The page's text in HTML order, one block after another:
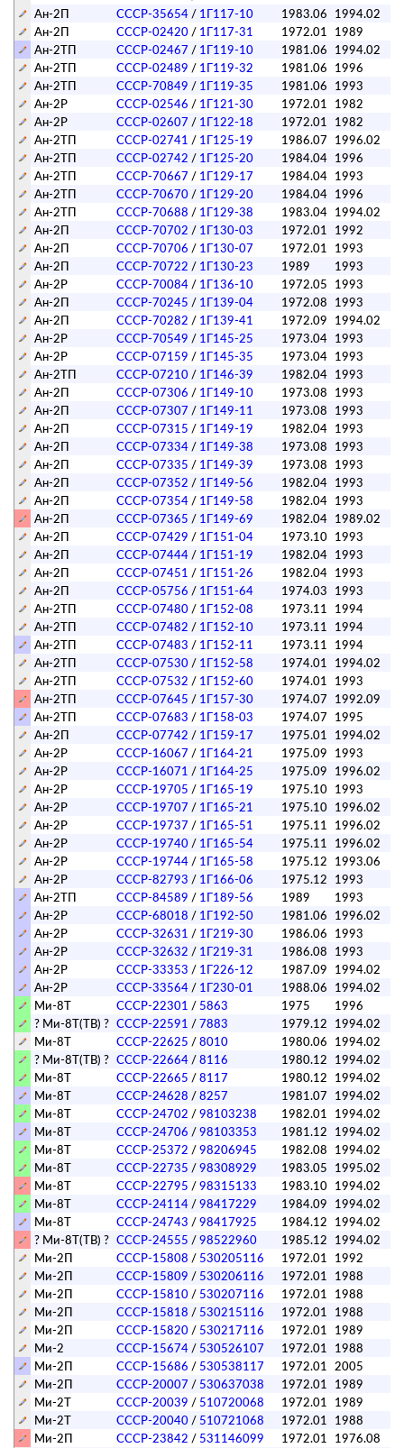
Ан-2П
СССР-35654 / 1Г117-10 1983.06
1994.02
Ан-2П
СССР-02420 / 1Г117-31 1972.01 1989
Ан-2ТП
СССР-02467 / 1Г119-10 1981.06
1994.02
Ан-2ТП
СССР-02489 / 1Г119-32 1981.06
1996
Ан-2ТП
СССР-70849 / 1Г119-35 1981.06
1993
Ан-2Р
СССР-02546 / 1Г121-30 1972.01 1982
Ан-2Р
СССР-02607 / 1Г122-18 1972.01
1982
Ан-2ТП
СССР-02741 / 1Г125-19 1986.07
1996.02
Ан-2ТП
СССР-02742 / 1Г125-20 1984.04 1996
Ан-2ТП
СССР-70667 / 1Г129-17 1984.04 1993
Ан-2ТП
СССР-70670 / 1Г129-20 1984.04 1996
Ан-2ТП
СССР-70688 / 1Г129-38 1983.04 1994.02
Ан-2П
СССР-70702 / 1Г130-03 1972.01 1992
Ан-2П
СССР-70706 / 1Г130-07 1972.01
1993
Ан-2П
СССР-70722 / 1Г130-23 1989
1993
Ан-2Р
СССР-70084 / 1Г136-10 1972.05
1993
Ан-2П
СССР-70245 / 1Г139-04 1972.08
1993
Ан-2П
СССР-70282 / 1Г139-41 1972.09
1994.02
Ан-2Р
СССР-70549 / 1Г145-25 1973.04 1993
Ан-2Р
СССР-07159 / 1Г145-35 1973.04 1993
Ан-2ТП
СССР-07210 / 1Г146-39 1982.04 1993
Ан-2П
СССР-07306 / 1Г149-10 1973.08
1993
Ан-2П
СССР-07307 / 1Г149-11 1973.08 1993
Ан-2П
СССР-07315 / 1Г149-19 1982.04 1993
Ан-2П
СССР-07334 / 1Г149-38 1973.08
1993
Ан-2П
СССР-07335 / 1Г149-39 1973.08
1993
Ан-2П
СССР-07352 / 1Г149-56 1982.04 1993
Ан-2П
СССР-07354 / 1Г149-58 1982.04 1993
Ан-2П
СССР-07365 / 1Г149-69 1982.04 1989.02
Ан-2П
СССР-07429 / 1Г151-04 1973.10 1993
Ан-2П
СССР-07444 / 1Г151-19 1982.04 1993
Ан-2П
СССР-07451 / 1Г151-26 1982.04 1993
Ан-2П
СССР-05756 / 1Г151-64 1974.03
1993
Ан-2ТП
СССР-07480 / 1Г152-08 1973.11
1994
Ан-2ТП
СССР-07482 / 1Г152-10 1973.11
1994
Ан-2ТП
СССР-07483 / 1Г152-11 1973.11
1994
Ан-2ТП
СССР-07530 / 1Г152-58 1974.01
1994.02
Ан-2ТП
СССР-07532 / 1Г152-60 1974.01
1993
Ан-2ТП
СССР-07645 / 1Г157-30 1974.07
1992.09
Ан-2ТП
СССР-07683 / 1Г158-03 1974.07
1995
Ан-2П
СССР-07742 / 1Г159-17 1975.01
1994.02
Ан-2Р
СССР-16067 / 1Г164-21 1975.09
1993
Ан-2Р
СССР-16071 / 1Г164-25 1975.09
1996.02
Ан-2Р
СССР-19705 / 1Г165-19 1975.10 1993
Ан-2Р
СССР-19707 / 1Г165-21 1975.10 1996.02
Ан-2Р
СССР-19737 / 1Г165-51 1975.11
1996.02
Ан-2Р
СССР-19740 / 1Г165-54 1975.11
1996.02
Ан-2Р
СССР-19744 / 1Г165-58 1975.12
1993.06
Ан-2Р
СССР-82793 / 1Г166-06 1975.12
1993
Ан-2ТП
СССР-84589 / 1Г189-56 1989
1993
Ан-2Р
СССР-68018 / 1Г192-50 1981.06
1996.02
Ан-2Р
СССР-32631 / 1Г219-30 1986.06
1993
Ан-2Р
СССР-32632 / 1Г219-31 1986.08
1993
Ан-2Р
СССР-33353 / 1Г226-12 1987.09
1994.02
Ан-2Р
СССР-33564 / 1Г230-01 1988.06
1994.02
Ми-8Т
СССР-22301 / 5863 1975
1996
? Ми-8Т(ТВ) ? СССР-22591 /7883 1979.12
1994.02
Ми-8Т
СССР-22625 /8010 1980.06
1994.02
? Ми-8Т(ТВ) ? СССР-22664 /8116 1980.12
1994.02
Ми-8Т
СССР-22665 /8117 1980.12
1994.02
Ми-8Т
СССР-24628 /8257 1981.07
1994.02
Ми-8Т
СССР-24702 /98103238 1982.01
1994.02
Ми-8Т
СССР-24706 /98103353 1981.12
1994.02
Ми-8Т
СССР-25372 /98206945 1982.08
1994.02
Ми-8Т
СССР-22735 /98308929 1983.05
1995.02
Ми-8Т
СССР-22795 /98315133 1983.10 1994.02
Ми-8Т
СССР-24114 /98417229 1984.09
1994.02
Ми-8Т
СССР-24743 /98417925 1984.12
1994.02
? Ми-8Т(ТВ) ? СССР-24555 /98522960 1985.12
1994.02
Ми-2П
СССР-15808 / 530205116 1972.01 1992
Ми-2П
СССР-15809 / 530206116 1972.01 1988
Ми-2П
СССР-15810 / 530207116 1972.01 1988
Ми-2П
СССР-15818 / 530215116 1972.01 1988
Ми-2П
СССР-15820 / 530217116 1972.01 1989
Ми-2
СССР-15674 / 530526107 1972.01 1988
Ми-2П
СССР-15686 / 530538117 1972.01 2005
Ми-2П
СССР-20007 / 530637038 1972.01 1989
Ми-2Т
СССР-20039 / 510720068 1972.01 1989
Ми-2Т
СССР-20040 / 510721068 1972.01 1988
Ми-2П
СССР-23842 / 531146099 1972.01
1976.08